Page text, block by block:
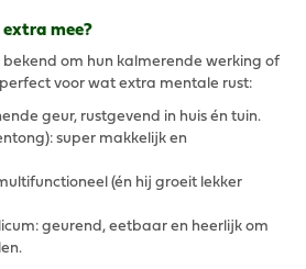
mee?
om hun kalmerende werking of
voor wat extra mentale rust:
geur, rustgevend in huis én tuin.
super makkelijk en
(én hij groeit lekker
geurend, eetbaar en heerlijk om